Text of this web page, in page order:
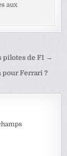
aux
pilotes de F1 →
pour Ferrari ?